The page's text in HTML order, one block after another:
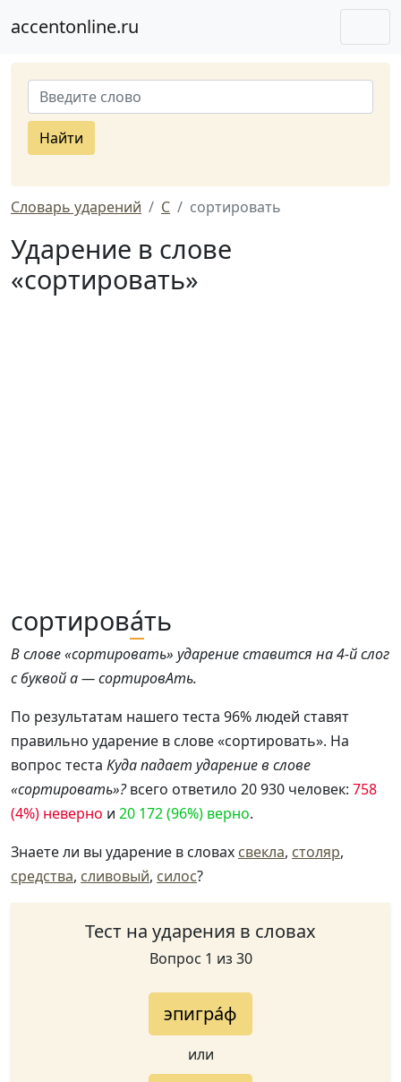
accentonline.ru
Найти
Словарь ударений С сортировать
Ударение в слове
«сортировать»
сортирова́ть
В слове «сортировать» ударение ставится на 4-й слог
с буквой а — сортировАть.
По результатам нашего теста 96% людей ставят
правильно ударение в слове «сортировать». На
вопрос теста Куда падает ударение в слове
«сортировать»?всего ответило 20 930 человек: 758
(4%) неверно и 20 172 (96%) верно.
Знаете ли вы ударение в словах свекла, столяр,
средства, сливовый, силос?
Тест на ударения в словах
Вопрос 1 из 30
эпигра́ф
или